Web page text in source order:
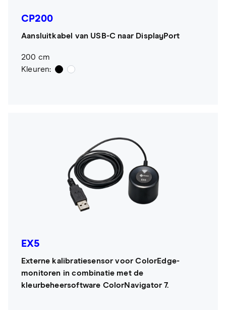
CP200
Aansluitkabel van USB-C naar DisplayPort
200 cm
Kleuren:
EX5
Externe kalibratiesensor voor ColorEdge-
monitoren in combinatie met de
kleurbeheersoftware ColorNavigator 7.